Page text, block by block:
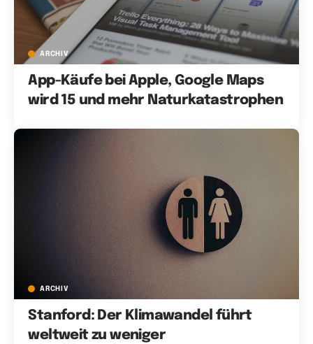
ARCHIV
App-Käufe bei Apple, Google Maps
wird 15 und mehr Naturkatastrophen
ARCHIV
Stanford: Der Klimawandel führt
weltweit zu weniger